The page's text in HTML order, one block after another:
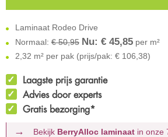
Laminaat Rodeo Drive
Normaal: € 50,95 Nu: € 45,85 per m²
2,32 m² per pak (prijs/pak: € 106,38)
Laagste prijs garantie
Advies door experts
Gratis bezorging*
Bekijk BerryAlloc laminaatin onze